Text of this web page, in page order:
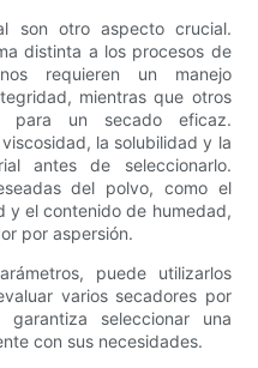
son otro aspecto crucial.
distinta a los procesos de
requieren un manejo
mientras que otros
para un secado eficaz.
la solubilidad y la
antes de seleccionarlo.
del polvo, como el
y el contenido de humedad,
por aspersión.
puede utilizarlos
varios secadores por
seleccionar una
con sus necesidades.